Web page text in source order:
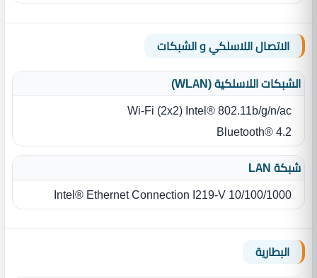
الاتصال اللاسلكي و الشبكات
الشبكات اللاسلكية (WLAN)
Intel® 802.11b/g/n/ac ‏(‏2x2‏)‏ Wi‎-Fi
Bluetooth® 4.2
شبكة LAN
Intel® Ethernet Connection I219-V 10/100/1000‏
البطارية